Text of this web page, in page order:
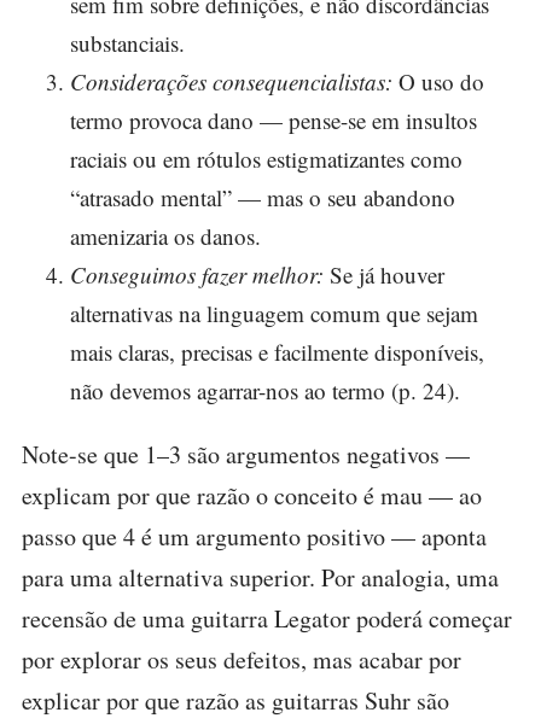
substanciais.
Considerações consequencialistas: O uso do
termo provoca dano — pense-se em insultos
raciais ou em rótulos estigmatizantes como
“atrasado mental” — mas o seu abandono
amenizaria os danos.
Conseguimos fazer melhor: Se já houver
alternativas na linguagem comum que sejam
mais claras, precisas e facilmente disponíveis,
não devemos agarrar-nos ao termo (p. 24).
Note-se que 1–3 são argumentos negativos —
explicam por que razão o conceito é mau — ao
passo que 4 é um argumento positivo — aponta
para uma alternativa superior. Por analogia, uma
recensão de uma guitarra Legator poderá começar
por explorar os seus defeitos, mas acabar por
explicar por que razão as guitarras Suhr são